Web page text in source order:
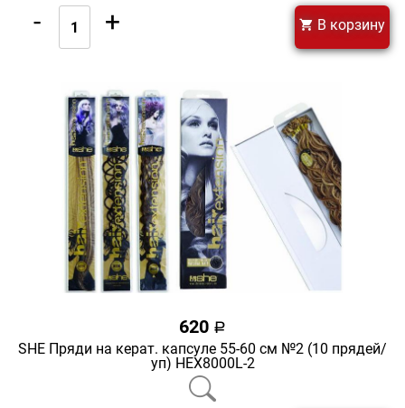
- + В корзину
620 a
SHE Пряди на керат. капсуле 55-60 см №2 (10 прядей/
уп) HEX8000L-2